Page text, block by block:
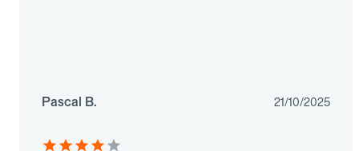
Pascal B. 21/10/2025